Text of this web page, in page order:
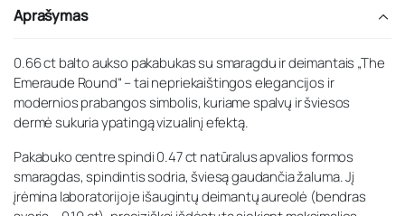
Aprašymas
0.66 ct balto aukso pakabukas su smaragdu ir deimantais „The
Emeraude Round“ – tai nepriekaištingos elegancijos ir
modernios prabangos simbolis, kuriame spalvų ir šviesos
dermė sukuria ypatingą vizualinį efektą.
Pakabuko centre spindi 0.47 ct natūralus apvalios formos
smaragdas, spindintis sodria, šviesą gaudančia žaluma. Jį
įrėmina laboratorijoje išaugintų deimantų aureolė (bendras